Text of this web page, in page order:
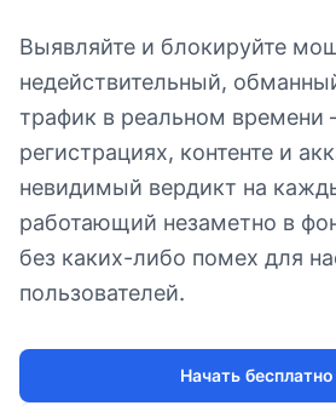
Выявляйте и блокируйте
недействительный,
трафик в реальном времени
регистрациях, контенте и
невидимый вердикт на
работающий незаметно в
без каких-либо помех для
пользователей.
Начать бесплатно